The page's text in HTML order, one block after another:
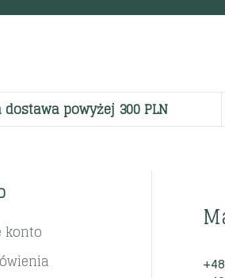
dostawa powyżej 300 PLN
konto